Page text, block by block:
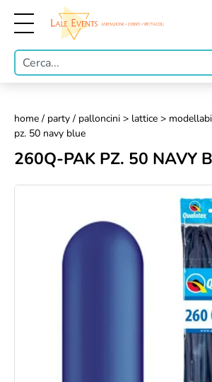
home / party / palloncini > lattice >
pz. 50 navy blue
260Q-PAK PZ. 50 NAVY